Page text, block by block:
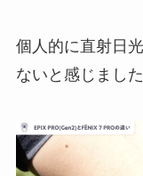
個人的に直射日
ないと感じました